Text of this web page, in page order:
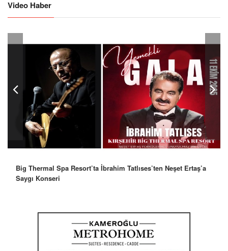
Video Haber
Robbie Williams’tan İstanbul’a Mesaj: “Unutulmaz Bir Gece
Olacak”